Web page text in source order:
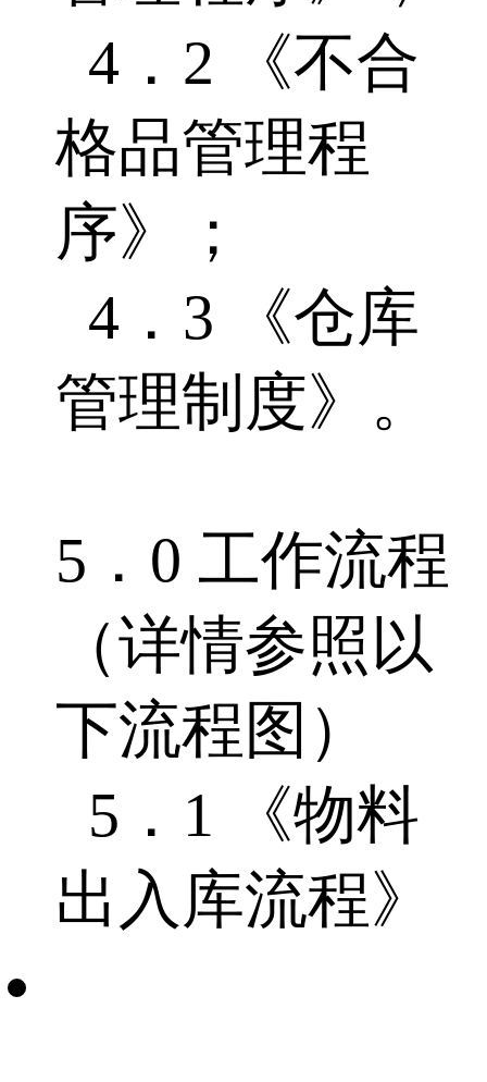
4．2 《不合
格品管理程
序》；
4．3 《仓库
管理制度》。
5．0 工作流程
（详情参照以
下流程图）
5．1 《物料
出入库流程》